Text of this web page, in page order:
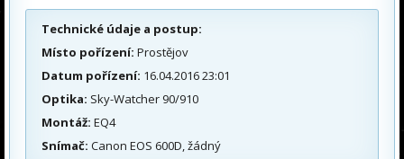
Technické údaje a postup:
Místo pořízení: Prostějov
Datum pořízení: 16.04.2016 23:01
Optika: Sky-Watcher 90/910
Montáž: EQ4
Snímač: Canon EOS 600D, žádný